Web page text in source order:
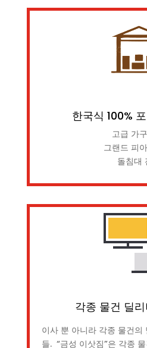
한국식 100%
고급 가
그랜드 피
돌침대
각종 물건 딜
이사 뿐 아니라 각종 물건의
들. “금성 이삿짐”은 각종